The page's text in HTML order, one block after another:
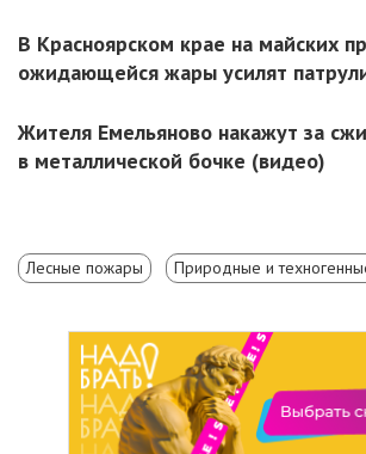
В Красноярском крае на майских
ожидающейся жары усилят
Жителя Емельяново накажут за
в металлической бочке (видео)
Лесные пожары Природные и